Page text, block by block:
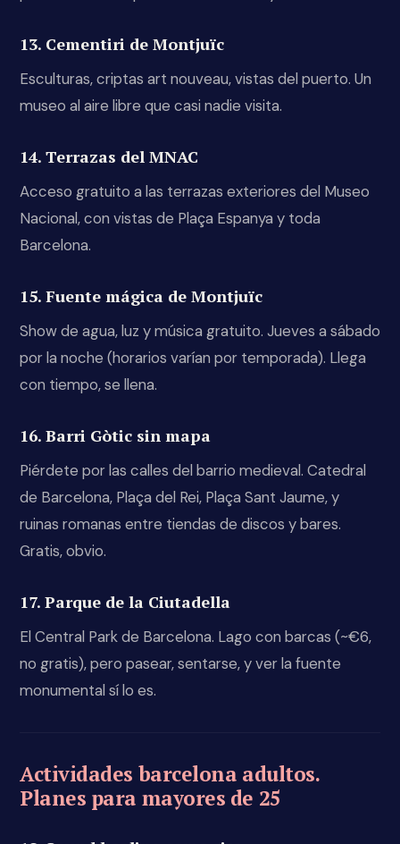
13. Cementiri de Montjuïc
Esculturas, criptas art nouveau, vistas del puerto. Un
museo al aire libre que casi nadie visita.
14. Terrazas del MNAC
Acceso gratuito a las terrazas exteriores del Museo
Nacional, con vistas de Plaça Espanya y toda
Barcelona.
15. Fuente mágica de Montjuïc
Show de agua, luz y música gratuito. Jueves a sábado
por la noche (horarios varían por temporada). Llega
con tiempo, se llena.
16. Barri Gòtic sin mapa
Piérdete por las calles del barrio medieval. Catedral
de Barcelona, Plaça del Rei, Plaça Sant Jaume, y
ruinas romanas entre tiendas de discos y bares.
Gratis, obvio.
17. Parque de la Ciutadella
El Central Park de Barcelona. Lago con barcas (~€6,
no gratis), pero pasear, sentarse, y ver la fuente
monumental sí lo es.
Actividades barcelona adultos.
Planes para mayores de 25